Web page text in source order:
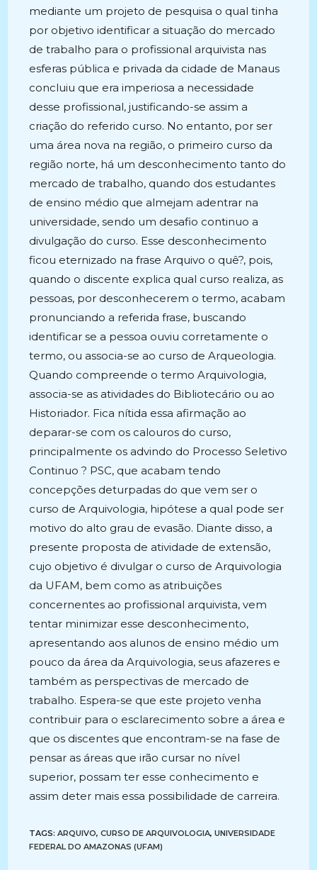
mediante um projeto de pesquisa o qual tinha
por objetivo identificar a situação do mercado
de trabalho para o profissional arquivista nas
esferas pública e privada da cidade de Manaus
concluiu que era imperiosa a necessidade
desse profissional, justificando-se assim a
criação do referido curso. No entanto, por ser
uma área nova na região, o primeiro curso da
região norte, há um desconhecimento tanto do
mercado de trabalho, quando dos estudantes
de ensino médio que almejam adentrar na
universidade, sendo um desafio continuo a
divulgação do curso. Esse desconhecimento
ficou eternizado na frase Arquivo o quê?, pois,
quando o discente explica qual curso realiza, as
pessoas, por desconhecerem o termo, acabam
pronunciando a referida frase, buscando
identificar se a pessoa ouviu corretamente o
termo, ou associa-se ao curso de Arqueologia.
Quando compreende o termo Arquivologia,
associa-se as atividades do Bibliotecário ou ao
Historiador. Fica nítida essa afirmação ao
deparar-se com os calouros do curso,
principalmente os advindo do Processo Seletivo
Continuo ? PSC, que acabam tendo
concepções deturpadas do que vem ser o
curso de Arquivologia, hipótese a qual pode ser
motivo do alto grau de evasão. Diante disso, a
presente proposta de atividade de extensão,
cujo objetivo é divulgar o curso de Arquivologia
da UFAM, bem como as atribuições
concernentes ao profissional arquivista, vem
tentar minimizar esse desconhecimento,
apresentando aos alunos de ensino médio um
pouco da área da Arquivologia, seus afazeres e
também as perspectivas de mercado de
trabalho. Espera-se que este projeto venha
contribuir para o esclarecimento sobre a área e
que os discentes que encontram-se na fase de
pensar as áreas que irão cursar no nível
superior, possam ter esse conhecimento e
assim deter mais essa possibilidade de carreira.
TAGS:ARQUIVO, CURSO DE ARQUIVOLOGIA, UNIVERSIDADE
FEDERAL DO AMAZONAS (UFAM)